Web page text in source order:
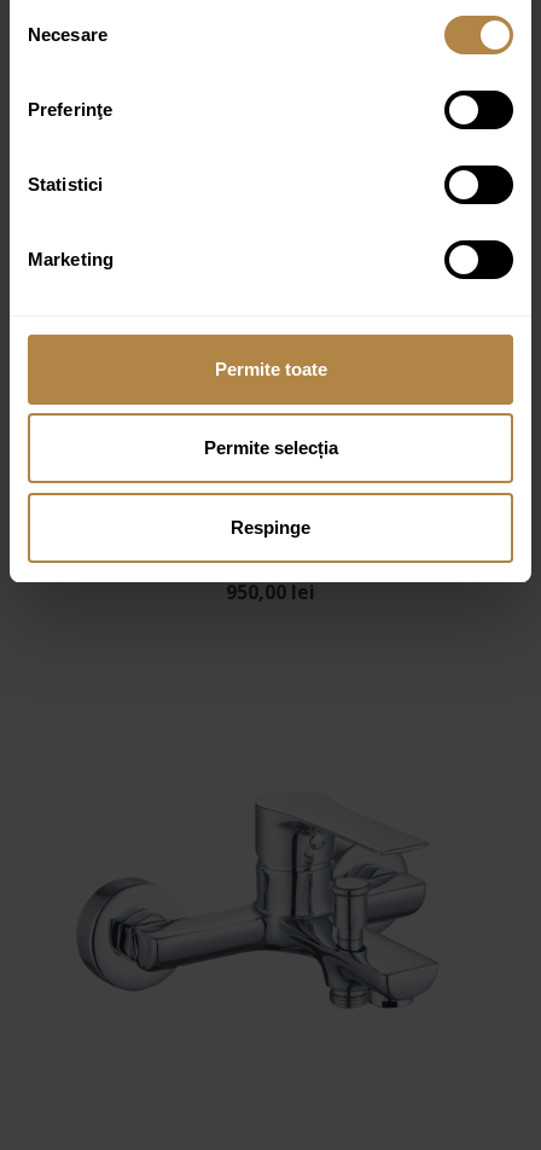
consimțământului
Necesare
Preferinţe
Statistici
Marketing
Permite toate
Permite selecția
Respinge
Baterie pentru lavoar cu senzor Invena Smart flow,
950,00 lei